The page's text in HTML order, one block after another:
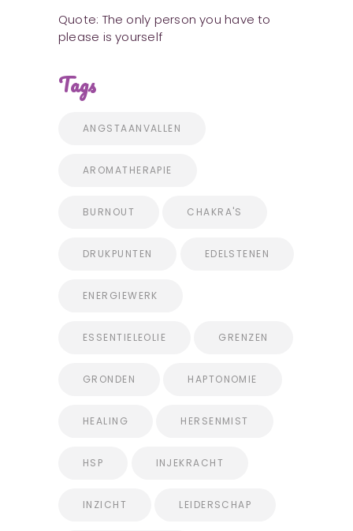
Quote: The only person you have to
please is yourself
Tags
ANGSTAANVALLEN
AROMATHERAPIE
BURNOUT CHAKRA'S
DRUKPUNTEN EDELSTENEN
ENERGIEWERK
ESSENTIELEOLIE GRENZEN
GRONDEN HAPTONOMIE
HEALING HERSENMIST
HSP INJEKRACHT
INZICHT LEIDERSCHAP